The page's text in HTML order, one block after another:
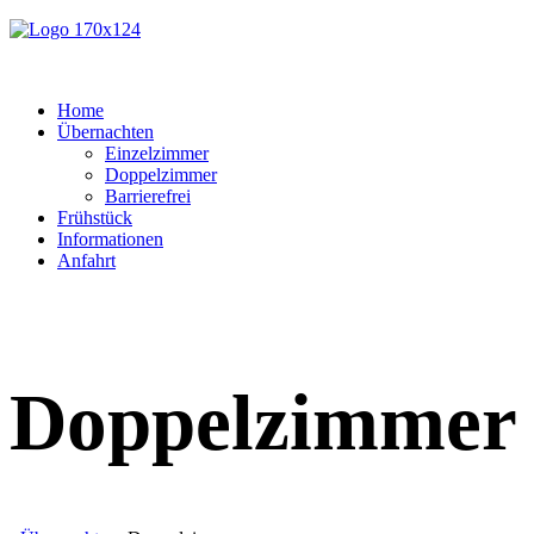
Home
Übernachten
Einzelzimmer
Doppelzimmer
Barrierefrei
Frühstück
Informationen
Anfahrt
Doppelzimmer